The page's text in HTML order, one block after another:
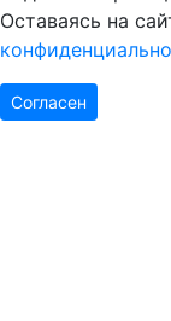
Оставаясь на
Согласен